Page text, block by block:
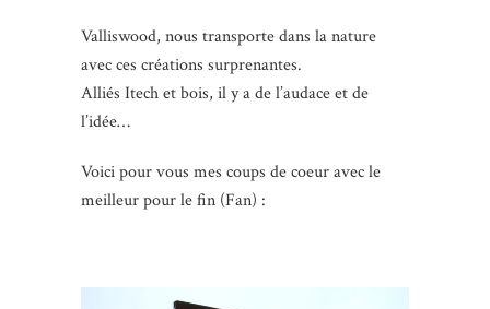
Valliswood, nous transporte dans la nature
avec ces créations surprenantes.
Alliés Itech et bois, il y a de l’audace et de
l’idée…
Voici pour vous mes coups de coeur avec le
meilleur pour le fin (Fan) :